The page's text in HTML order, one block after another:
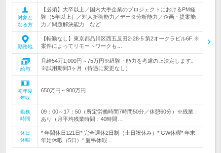
対象と
なる方
【必須】大卒以上／国内大手企業のプロジェクトにおけるPM経
験（5年以上）／対人折衝能力／データ分析能力／企画・提案能
力／問題解決能力 など
勤務地
【転勤なし】東京都品川区西五反田2-28-5 第2オークラビル6F ※
案件によってリモートワークも…
給与
月給54万1,000円～75万円※経験・能力を考慮の上決定します。
※試用期間3ヶ月（待遇に変更なし）
初年度
年収
650万円～900万円
勤務
時間
09：00～17：50（所定労働時間7時間50分／休憩60分）※残業：
あり（月平均残業時間：40時間…
休日
休暇
* 年間休日121日* 完全週休2日制（土日祝休み）* GW休暇* 年末
年始休暇（5日）* 慶弔休暇…